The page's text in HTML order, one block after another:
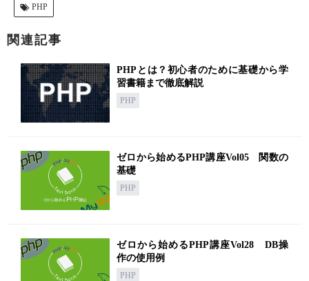
PHP
関連記事
PHPとは？初心者のために基礎から学
習書籍まで徹底解説
PHP
ゼロから始めるPHP講座Vol05 関数の
基礎
PHP
ゼロから始めるPHP講座Vol28 DB操
作の使用例
PHP